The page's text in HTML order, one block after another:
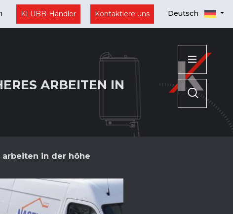
KLUBB-Händler Kontaktiere uns Deutsch
ARBEITEN IN
in der höhe